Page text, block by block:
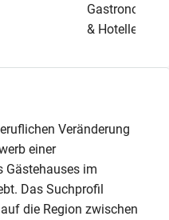
Gastronomie
& Hotellerie
Veränderung
einer
Gästehauses im
Das Suchprofil
die Region zwischen